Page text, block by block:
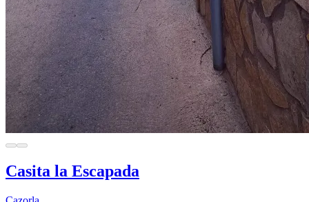
Casita la Escapada